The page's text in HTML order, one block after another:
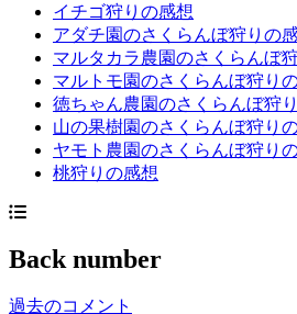
イチゴ狩りの感想
アダチ園のさくらんぼ狩りの
マルタカラ農園のさくらんぼ
マルトモ園のさくらんぼ狩り
徳ちゃん農園のさくらんぼ狩
山の果樹園のさくらんぼ狩り
ヤモト農園のさくらんぼ狩り
桃狩りの感想
Back number
過去のコメント